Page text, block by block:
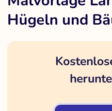
Hügeln und